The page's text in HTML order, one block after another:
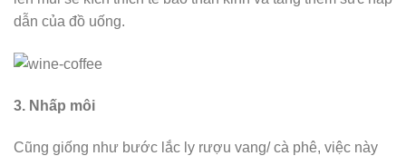
dẫn của đồ uống.
3. Nhấp môi
Cũng giống như bước lắc ly rượu vang/ cà phê, việc này